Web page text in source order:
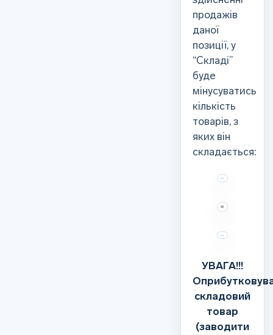
продажів
даної
позиції, у
“Складі”
буде
мінусуватись
кількість
товарів, з
яких він
складається:
УВАГА!!!
складовий
товар
(заводити